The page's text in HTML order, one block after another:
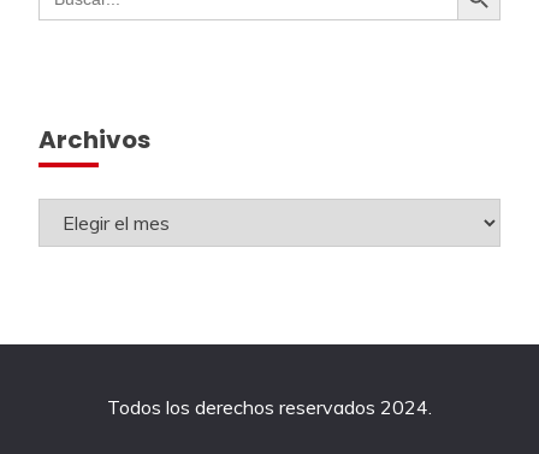
Archivos
Todos los derechos reservados 2024.